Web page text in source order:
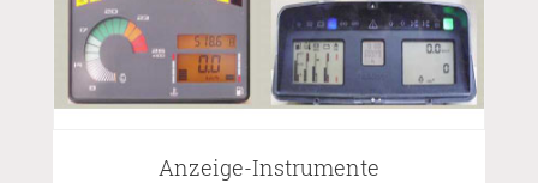
Anzeige-Instrumente